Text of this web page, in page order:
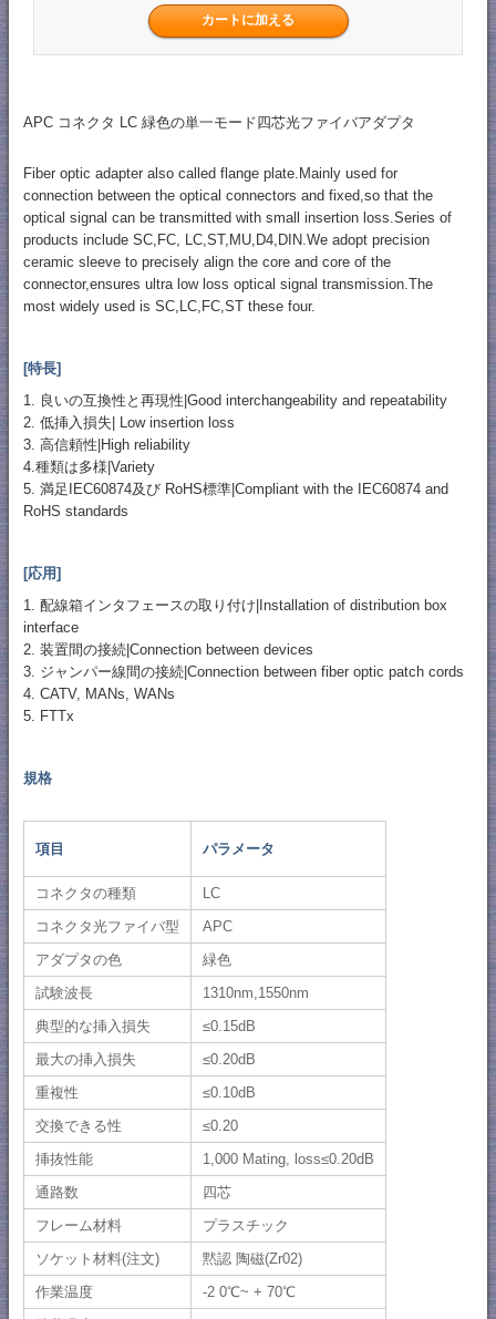
APC コネクタ LC 緑色の単一モード四芯光ファイバアダプタ
Fiber optic adapter also called flange plate.Mainly used for
connection between the optical connectors and fixed,so that the
optical signal can be transmitted with small insertion loss.Series of
products include SC,FC, LC,ST,MU,D4,DIN.We adopt precision
ceramic sleeve to precisely align the core and core of the
connector,ensures ultra low loss optical signal transmission.The
most widely used is SC,LC,FC,ST these four.
[特長]
1. 良いの互換性と再現性|Good interchangeability and repeatability
2. 低挿入損失| Low insertion loss
3. 高信頼性|High reliability
4.種類は多様|Variety
5. 満足IEC60874及び RoHS標準|Compliant with the IEC60874 and
RoHS standards
[応用]
1. 配線箱インタフェースの取り付け|Installation of distribution box
interface
2. 装置間の接続|Connection between devices
3. ジャンパー線間の接続|Connection between fiber optic patch cords
4. CATV, MANs, WANs
5. FTTx
規格
項目 パラメータ
コネクタの種類
LC
コネクタ光ファイバ型
APC
アダプタの色
緑色
試験波長
1310nm,1550nm
典型的な挿入損失
≤0.15dB
最大の挿入損失
≤0.20dB
重複性
≤0.10dB
交換できる性
≤0.20
挿抜性能
1,000 Mating, loss≤0.20dB
通路数
四芯
フレーム材料
プラスチック
ソケット材料(注文)
黙認 陶磁(Zr02)
作業温度
-2 0℃~ + 70℃